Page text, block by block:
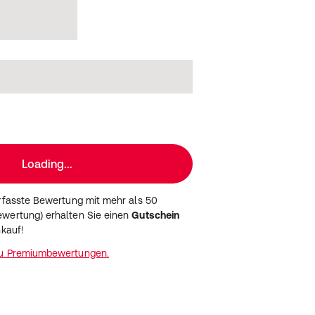
Loading...
Bewertung mit mehr als 50
erhalten Sie einenGutschein
Premiumbewertungen.